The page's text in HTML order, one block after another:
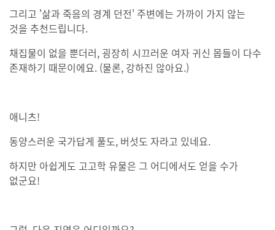
그리고 '삶과 죽음의 경계 던전' 주변에는 가까이 가지 않는
것을 추천드립니다.
채집물이 없을 뿐더러, 굉장히 시끄러운 여자 귀신 몹들이 다수
존재하기 때문이에요. (물론, 강하진 않아요.)
애니츠!
동양스러운 국가답게 풀도, 버섯도 자라고 있네요.
하지만 아쉽게도 고고학 유물은 그 어디에서도 얻을 수가
없군요!